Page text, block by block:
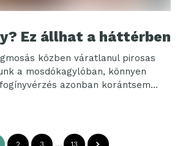
Ez állhat a háttérben
közben váratlanul pirosas
a mosdókagylóban, könnyen
azonban korántsem
tünet, sokkal inkább a...
2 3 … 13